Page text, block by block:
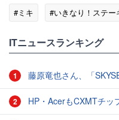
#ミキ
#いきなり！ステー
ITニュースランキング
1 藤原竜也さん、「SKYSEA Client View」新CMで「
2 HP・AcerもCXMTチッ